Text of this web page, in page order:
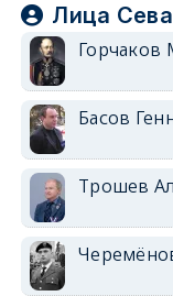
Лица
Горчаков
Басов
Трошев